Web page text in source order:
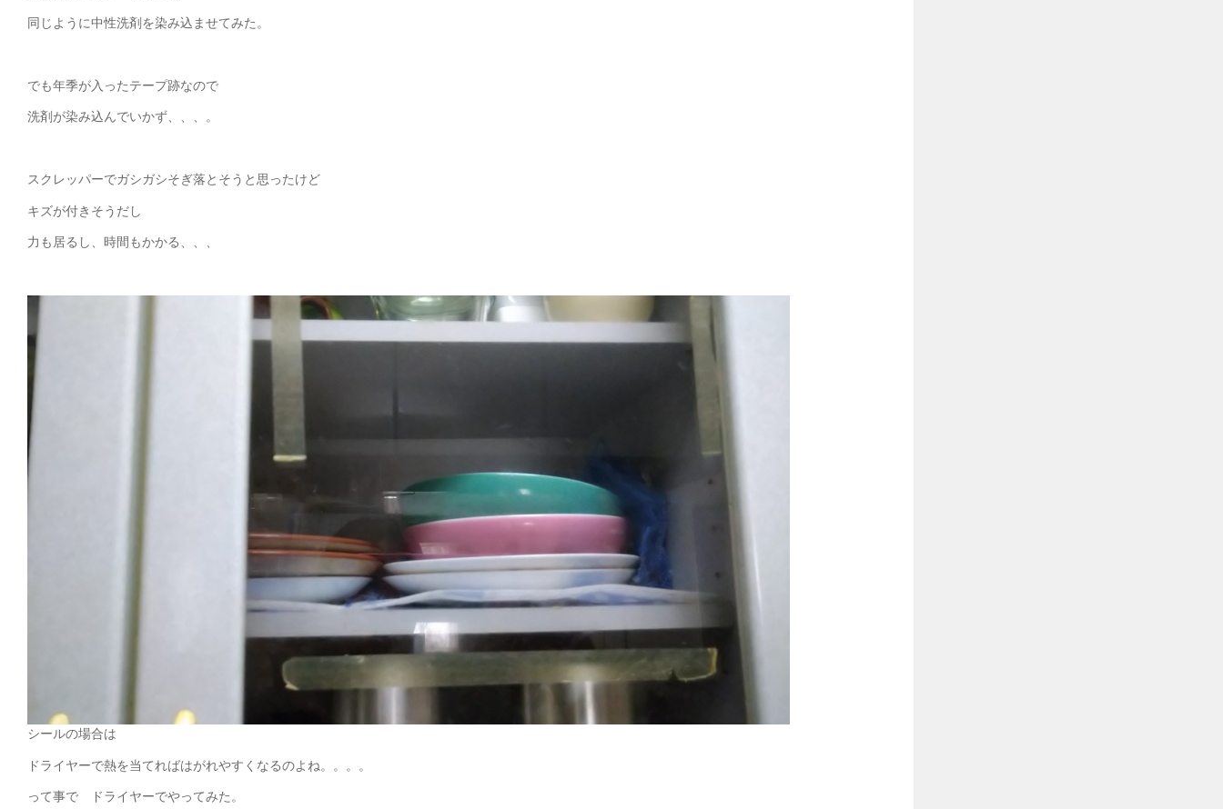
同じように中性洗剤を染み込ませてみた。
でも年季が入ったテープ跡なので
洗剤が染み込んでいかず、、、。
スクレッパーでガシガシそぎ落とそうと思ったけど
キズが付きそうだし
力も居るし、時間もかかる、、、
シールの場合は
ドライヤーで熱を当てればはがれやすくなるのよね。。。。
って事で ドライヤーでやってみた。